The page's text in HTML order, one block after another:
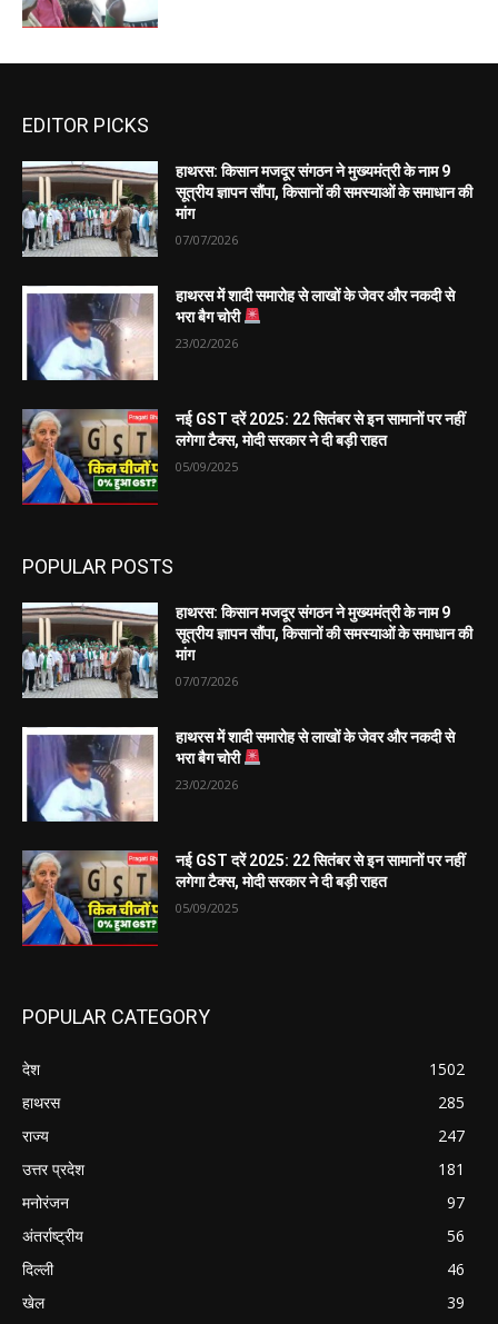
EDITOR PICKS
हाथरस: किसान मजदूर संगठन ने मुख्यमंत्री के नाम 9
सूत्रीय ज्ञापन सौंपा, किसानों की समस्याओं के समाधान की
मांग
07/07/2026
हाथरस में शादी समारोह से लाखों के जेवर और नकदी से
भरा बैग चोरी
23/02/2026
नई GST दरें 2025: 22 सितंबर से इन सामानों पर नहीं
लगेगा टैक्स, मोदी सरकार ने दी बड़ी राहत
05/09/2025
POPULAR POSTS
हाथरस: किसान मजदूर संगठन ने मुख्यमंत्री के नाम 9
सूत्रीय ज्ञापन सौंपा, किसानों की समस्याओं के समाधान की
मांग
07/07/2026
हाथरस में शादी समारोह से लाखों के जेवर और नकदी से
भरा बैग चोरी
23/02/2026
नई GST दरें 2025: 22 सितंबर से इन सामानों पर नहीं
लगेगा टैक्स, मोदी सरकार ने दी बड़ी राहत
05/09/2025
POPULAR CATEGORY
देश
1502
हाथरस
285
राज्य
247
उत्तर प्रदेश
181
मनोरंजन
97
अंतर्राष्ट्रीय
56
दिल्ली
46
खेल
39